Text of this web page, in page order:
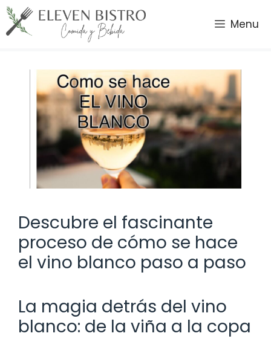
Saltar
al
contenido
Menu
Descubre el fascinante
proceso de cómo se hace
el vino blanco paso a paso
La magia detrás del vino
blanco: de la viña a la copa